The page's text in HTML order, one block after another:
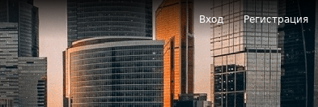
Вход Регистрация